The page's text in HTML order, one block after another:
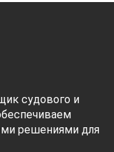
судового и
решениями для